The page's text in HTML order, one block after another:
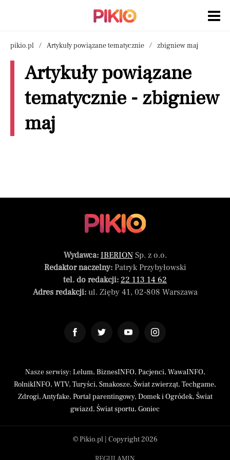
pikio.pl Artykuły powiązane tematycznie zbigniew maj
Artykuły powiązane
tematycznie - zbigniew
maj
Wydawca: IBERIONSp. z o.o.
Redaktor naczelny:Patryk Przybyłowski
tel. do redakcji: 22 113 14 62
Adres redakcji:ul. Zięby 41, 02-808 Warszawa
Nasze serwisy: Lelum, BiznesINFO, Pacjenci, WawaINFO,
RolnikINFO, WTV, Turyści, Smakosze, Świat zwierząt, Techgame,
Zdrogi,Antyfake, Portal parentingowy, Domek i Ogródek, Świat
gwiazd, Świat sportu, Goniec
© Pikio.pl | Copyright 2026